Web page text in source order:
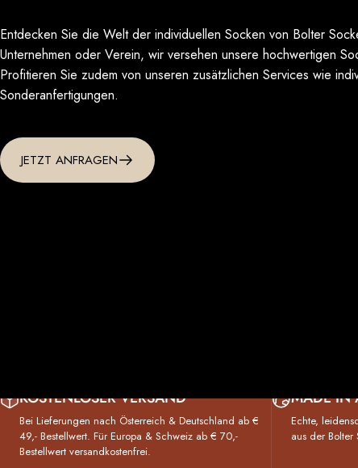
Entdecken Sie die Welt der individuellen Socken von Bolter
Unternehmen oder Verein, wir versehen unsere hochwertigen
Profitieren Sie zudem von unseren zusätzlichen Services wie
Sonderanfertigungen.
JETZT ANFRAGEN
KOSTENLOSER VERSAND
Bei Lieferungen nach Öster­reich & Deutsch­land ab €
49,- Bestell­wert. Für Eu­ropa & Schweiz ab € 70,-
Bestellwert versand­kosten­frei.
MADE IN
Echte,
aus der